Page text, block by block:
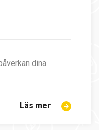
dina
Läs mer om